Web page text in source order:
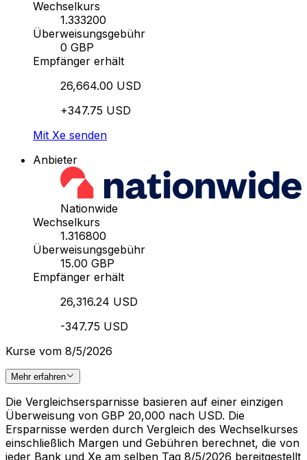
Wechselkurs
1.333200
Überweisungsgebühr
0 GBP
Empfänger erhält
26,664.00 USD
+347.75 USD
Mit Xe senden
Anbieter
Nationwide
Wechselkurs
1.316800
Überweisungsgebühr
15.00 GBP
Empfänger erhält
26,316.24 USD
-347.75 USD
Kurse vom 8/5/2026
Mehr erfahren
Die Vergleichsersparnisse basieren auf einer einzigen
Überweisung von GBP 20,000 nach USD. Die
Ersparnisse werden durch Vergleich des Wechselkurses
einschließlich Margen und Gebühren berechnet, die von
jeder Bank und Xe am selben Tag 8/5/2026 bereitgestellt